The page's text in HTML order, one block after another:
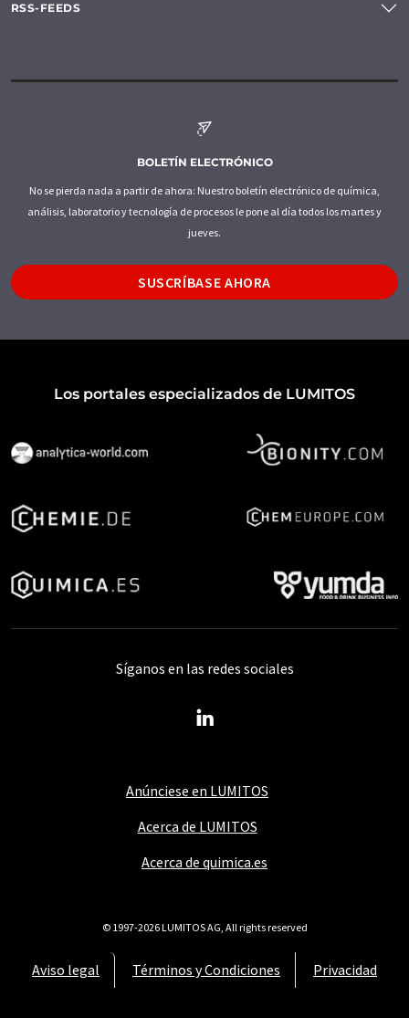
RSS-FEEDS
BOLETÍN ELECTRÓNICO
No se pierda nada a partir de ahora: Nuestro boletín electrónico de química,
análisis, laboratorio y tecnología de procesos le pone al día todos los martes y
jueves.
SUSCRÍBASE AHORA
Los portales especializados de LUMITOS
Anúnciese en LUMITOS
Acerca de LUMITOS
Acerca de quimica.es
Aviso legal Términos y Condiciones Privacidad
Síganos en las redes sociales
© 1997-2026 LUMITOS AG, All rights reserved